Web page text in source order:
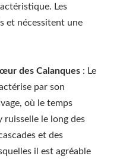
Les
et nécessitent une
des Calanques : Le
par son
où le temps
ruisselle le long des
et des
il est agréable